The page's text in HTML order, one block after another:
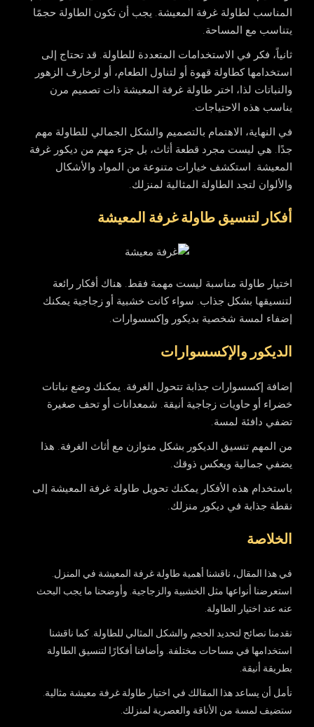
المناسب لطاولةغرفة المعيشة. يجب أن تكون الطاولة حجمًا
يتناسب مع المساحة.
ثانياً، فكر في الاستخدامات المتعددة للطاولة. قد تحتاج إلى
استخدامها كطاولة قهوة أو لتناول الطعام، أو لزخارف الزهور
والنباتات لذا، اختر طاولةغرفة المعيشة ذات تصميم مرن
يناسب هذه الاحتياجات.
في النهاية، الاهتمام بالتصميم والشكل الجمالي للطاولة مهم
جدًا. هي ليست مجرد قطعة أثاث، بل جزء مهم من ديكورغرفة
المعيشة. استكشف خيارات متنوعة من المواد والأشكال
والألوان لتجد الطاولة المثالية لمنزلك.
أفكار لتنسيق طاولة غرفة المعيشة
اختيار طاولة مناسبة ليست مهمة فقط. هناك أفكار رائعة
لتنسيقها بشكل جذاب. سواء كانت خشبية أو زجاجية يمكنك
إضفاء لمسة شخصية بديكور وإكسسوارات.
الديكور والإكسسوارات
إضافة إكسسوارات جذابة تتحول الغرفة. يمكنك وضع نباتات
خضراء أو حاويات زجاجية أنيقة. شمعدانات أو تحف صغيرة
تضفي دافئة لمسة.
من المهم تنسيق الديكور بشكل متوازن مع أثاث الغرفة. هذا
يضفي جمالية ويعكس ذوقك.
باستخدام هذه الأفكار يمكنك تحويل طاولة غرفة المعيشة إلى
نقطة جذابة في ديكور منزلك.
الخلاصة
في هذا المقال، ناقشنا أهمية طاولة غرفة المعيشة في المنزل.
استعرضنا أنواعها مثل الخشبية والزجاجية. وأوضحنا ما يجب البحث
عنه عند اختيار الطاولة.
نقدمنا نصائح لتحديد الحجم والشكل المثالي للطاولة. كما ناقشنا
استخدامها في مساحات مختلفة. وأضافنا أفكارًا لتنسيق الطاولة
بطريقة أنيقة.
نأمل أن يساعد هذا المقالك في اختيارطاولة غرفة معيشة مثالية.
ستضيف لمسة من الأناقة والعصرية لمنزلك.